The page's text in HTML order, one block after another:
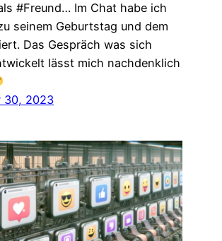
#Freund… Im Chat habe ich
seinem Geburtstag und dem
Das Gespräch was sich
lässt mich nachdenklich
30, 2023